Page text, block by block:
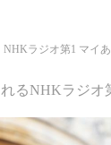
NHKラジオ第1 マイあ
るNHKラジオ